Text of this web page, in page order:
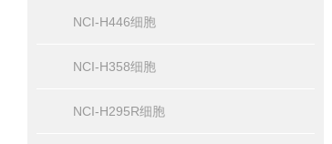
NCI-H446细胞
NCI-H358细胞
NCI-H295R细胞